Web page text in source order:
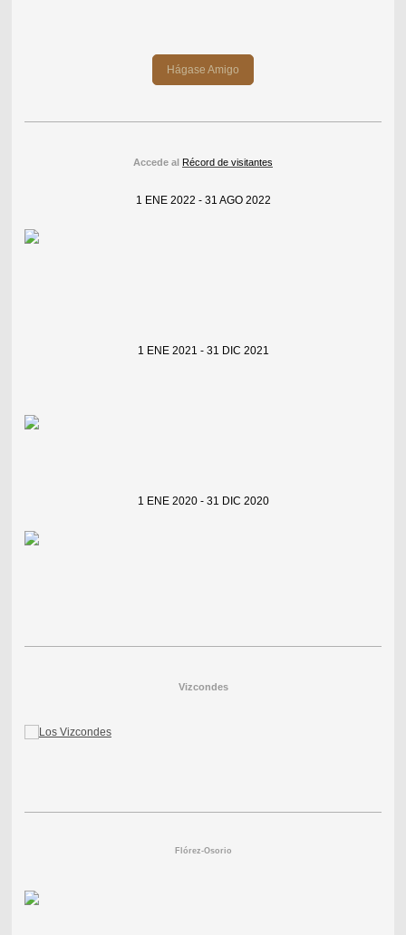
Hágase Amigo
Accede al Récord de visitantes
1 ENE 2022 - 31 AGO 2022
1 ENE 2021 - 31 DIC 2021
1 ENE 2020 - 31 DIC 2020
Vizcondes
Flórez-Osorio